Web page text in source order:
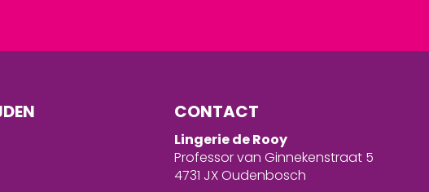
CONTACT
Lingerie de Rooy
Professor van Ginnekenstraat 5
4731 JX Oudenbosch